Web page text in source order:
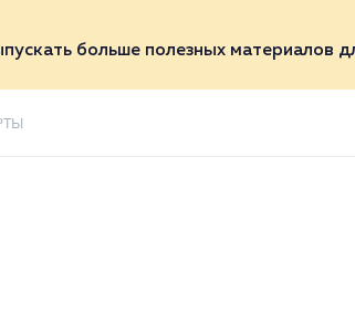
больше полезных материалов